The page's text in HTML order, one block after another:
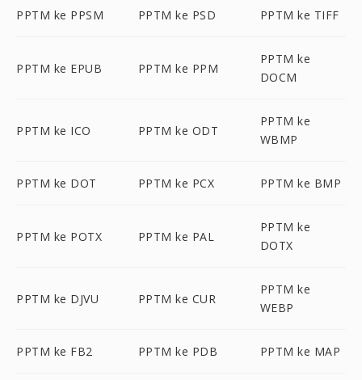
PPTM ke PPSM PPTM ke PSD PPTM ke TIFF
PPTM ke EPUB PPTM ke PPM
PPTM ke
DOCM
PPTM ke ICO PPTM ke ODT
PPTM ke
WBMP
PPTM ke DOT PPTM ke PCX PPTM ke BMP
PPTM ke POTX PPTM ke PAL
PPTM ke
DOTX
PPTM ke DJVU PPTM ke CUR
PPTM ke
WEBP
PPTM ke FB2 PPTM ke PDB PPTM ke MAP